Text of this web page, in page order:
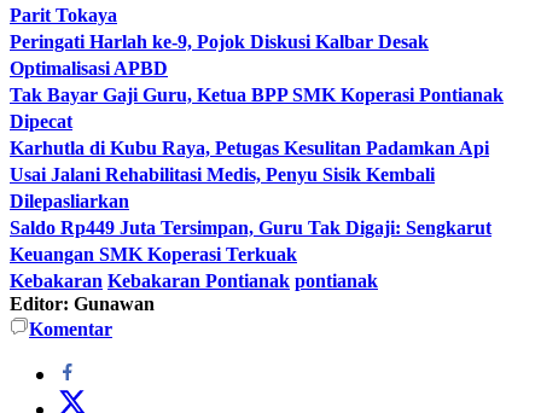
Parit Tokaya
Peringati Harlah ke-9, Pojok Diskusi Kalbar Desak
Optimalisasi APBD
Tak Bayar Gaji Guru, Ketua BPP SMK Koperasi Pontianak
Dipecat
Karhutla di Kubu Raya, Petugas Kesulitan Padamkan Api
Usai Jalani Rehabilitasi Medis, Penyu Sisik Kembali
Dilepasliarkan
Saldo Rp449 Juta Tersimpan, Guru Tak Digaji: Sengkarut
Keuangan SMK Koperasi Terkuak
Kebakaran Kebakaran Pontianak pontianak
Editor: Gunawan
Komentar